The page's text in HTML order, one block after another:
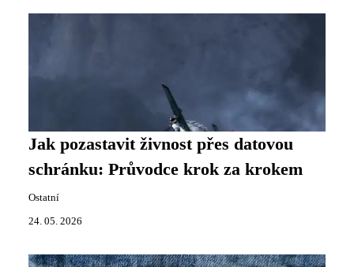
Jak pozastavit živnost přes datovou
schránku: Průvodce krok za krokem
Ostatní
24. 05. 2026